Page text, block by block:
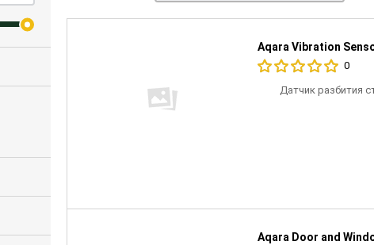
Aqara Vibration
0
Датчик разбития
Aqara Door and